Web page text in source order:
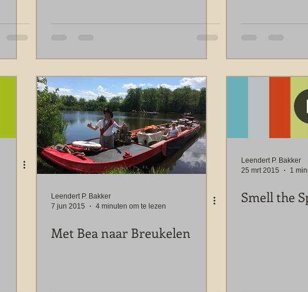
Leendert P. Bakker
7 jun 2015
4 minuten om te lezen
Met Bea naar Breukelen
Leendert P. Bakker
25 mrt 2015
1
Smell the